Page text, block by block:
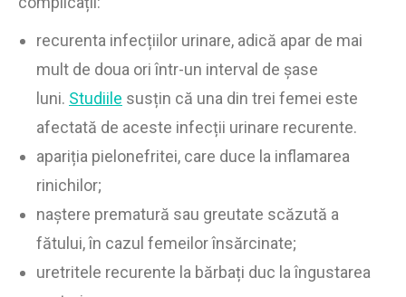
recurenta infecțiilor urinare, adică apar de mai
mult de doua ori într-un interval de șase
luni. Studiile susțin că una din trei femei este
afectată de aceste infecții urinare recurente.
apariția pielonefritei, care duce la inflamarea
rinichilor;
naștere prematură sau greutate scăzută a
fătului, în cazul femeilor însărcinate;
uretritele recurente la bărbați duc la îngustarea